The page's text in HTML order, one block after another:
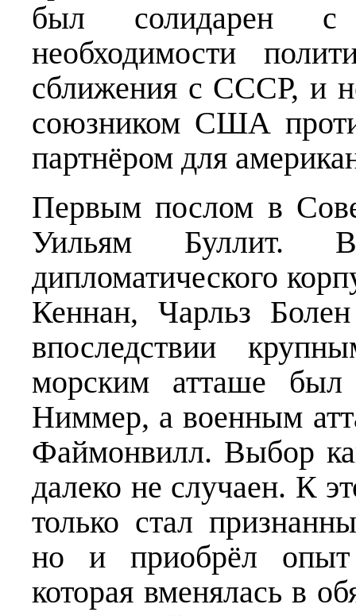
был солидарен с
необходимости
сближения с СССР, и
союзником США
партнёром для
Первым послом в
Уильям Буллит. В
дипломатического
Кеннан, Чарльз
впоследствии
морским атташе был
Ниммер, а военным
Файмонвилл. Выбор
далеко не случаен. К
только стал
но и приобрёл опыт
которая вменялась в